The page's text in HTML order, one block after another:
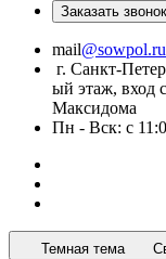
Заказать звонок
mail@sowpol.ru
г. Санкт-
ый этаж, вход
Максидома
Пн - Вск: с
Темная тема